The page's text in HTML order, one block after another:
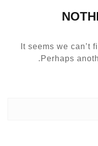
It seems we can’t
Perhaps